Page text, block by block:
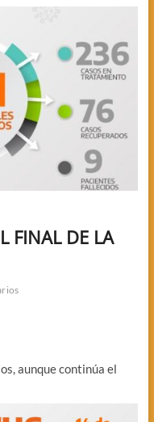
FINAL DE LA
aunque continúa el